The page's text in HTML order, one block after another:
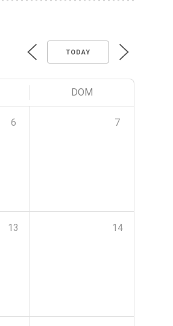
TODAY
DOM
6 7
13 14